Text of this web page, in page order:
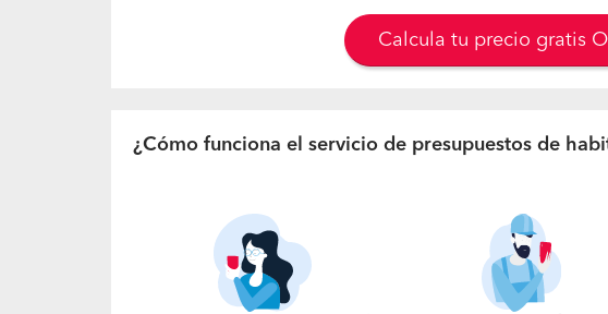
Calcula tu precio gratis
¿Cómo funciona el servicio de presupuestos de